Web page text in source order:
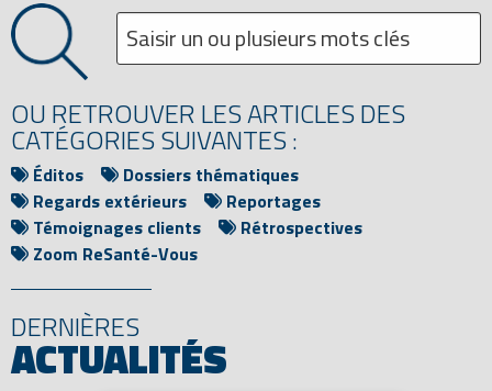
OU RETROUVER LES ARTICLES DES
CATÉGORIES SUIVANTES :
Éditos
Dossiers thématiques
Regards extérieurs
Reportages
Témoignages clients
Rétrospectives
Zoom ReSanté-Vous
DERNIÈRES
ACTUALITÉS